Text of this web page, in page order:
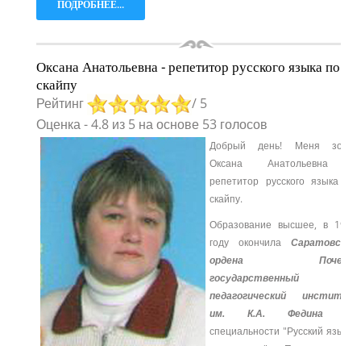
ПОДРОБНЕЕ...
Оксана Анатольевна - репетитор русского языка по
скайпу
Рейтинг
/ 5
Оценка-4.8 из 5 на основе 53 голосов
Добрый день! Меня зовут
Оксана Анатольевна –
репетитор русского языка по
скайпу.
Образование высшее, в 1991
году окончила Саратовский
ордена Почета
государственный
педагогический институт
им. К.А. Федина
специальности "Русский язык и